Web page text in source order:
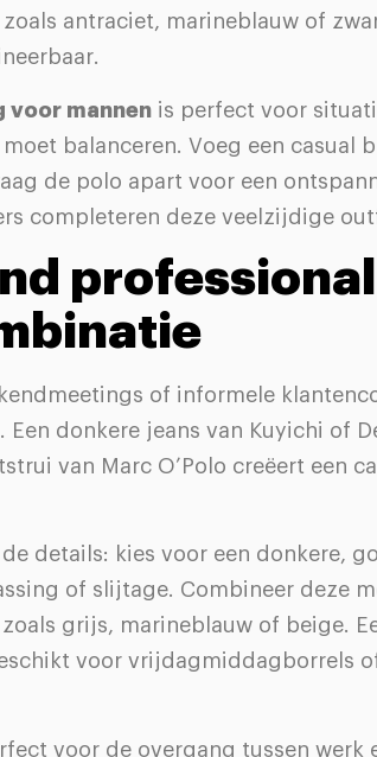
zoals antraciet, marineblauw of
voor mannen is perfect voor
balanceren. Voeg een casual
de polo apart voor een
completeren deze veelzijdige
of informele
donkere jeans van Kuyichi of
van Marc O’Polo creëert een
details: kies voor een donkere,
of slijtage. Combineer deze
grijs, marineblauw of beige.
voor vrijdagmiddagborrels
voor de overgang tussen werk